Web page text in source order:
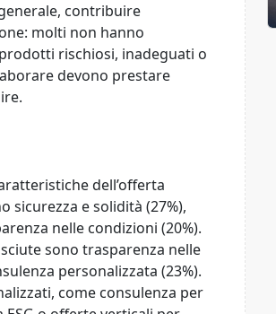
contribuire
molti non hanno
rischiosi, inadeguati o
devono prestare
dell’offerta
sicurezza e solidità (27%),
nelle condizioni (20%).
sono trasparenza nelle
personalizzata (23%).
come consulenza per